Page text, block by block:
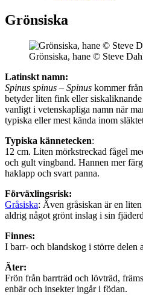
Grönsiska
Grönsiska, hane © Steve
Latinskt namn:
Spinus spinus – Spinus kommer
betyder liten fink eller
vanligt i vetenskapliga namn när
typiska eller mest kända inom
Typiska kännetecken:
12 cm. Liten mörkstreckad fågel
och gult vingband. Hannen mer
haklapp och svart panna.
Förväxlingsrisk:
Gråsiska: Även gråsiskan är en
aldrig något grönt inslag i sin
Finnes:
I barr- och blandskog i större delen
Äter:
Frön från barrträd och lövträd,
enbär och insekter ingår i födan.